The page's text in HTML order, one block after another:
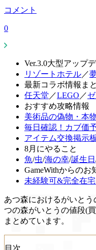
コメント
0
Ver.3.0大型アップ
リゾートホテル／
最新コラボ情報ま
任天堂 ／LEGO ／
おすすめ攻略情報
美術品の偽物・本
毎日確認！カブ価
アイテム交換掲示
8月にやること
魚/虫/海の幸/誕生日
GameWithからのお
未経験可&完全在
あつ森におけるがいと
つの森がいとうの値段(
まとめています。
目次